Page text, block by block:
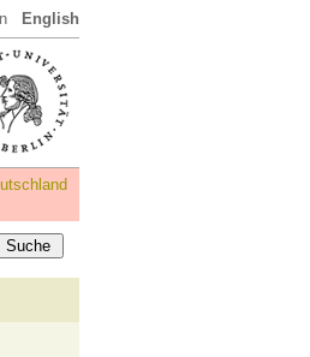
English